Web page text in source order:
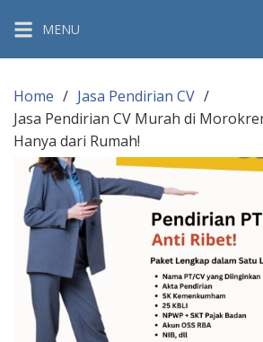
content
MENU
Home
Jasa Pendirian CV
Jasa Pendirian CV Murah di
Hanya dari Rumah!